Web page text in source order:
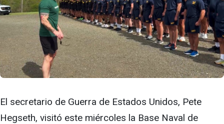
El secretario de Guerra de Estados Unidos, Pete
Hegseth, visitó este miércoles la Base Naval de